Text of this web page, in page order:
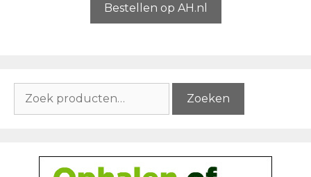
5
Bestellen op AH.nl
naar:
Zoeken